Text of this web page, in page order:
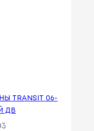
TRANSIT 06-
ДВ